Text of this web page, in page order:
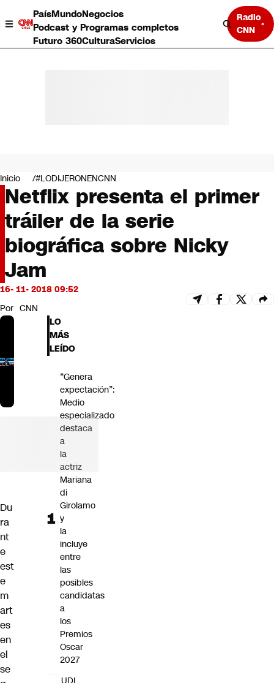
PaísMundoNegocios
Podcast y Programas completos
Futuro 360CulturaServicios
Radio
CNN
Negocios
Deportes
Programas completos
Cultura
Servicios
Bits
CNN Data
CNN tiempo
Futuro 360
Inicio #LODIJERONENCNN
Netflix presenta el primer
tráiler de la serie
biográfica sobre Nicky
Jam
16- 11- 2018 09:52
Por CNN
Du
ra
nt
e
est
e
m
art
es
en
el
se
LO
MÁS
LEÍDO
“Genera
expectación”:
Medio
especializado
destaca
a
la
actriz
Mariana
di
Girolamo
y
la
incluye
entre
las
posibles
candidatas
a
los
Premios
Oscar
2027
UDI